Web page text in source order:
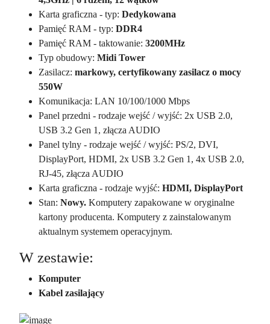
Karta graficzna - typ: Dedykowana
Pamięć RAM - typ: DDR4
Pamięć RAM - taktowanie: 3200MHz
Typ obudowy: Midi Tower
Zasilacz: markowy, certyfikowany zasilacz o mocy
550W
Komunikacja: LAN 10/100/1000 Mbps
Panel przedni - rodzaje wejść / wyjść: 2x USB 2.0,
USB 3.2 Gen 1, złącza AUDIO
Panel tylny - rodzaje wejść / wyjść: PS/2, DVI,
DisplayPort, HDMI, 2x USB 3.2 Gen 1, 4x USB 2.0,
RJ-45, złącza AUDIO
Karta graficzna - rodzaje wyjść: HDMI, DisplayPort
Stan: Nowy. Komputery zapakowane w oryginalne
kartony producenta. Komputery z zainstalowanym
aktualnym systemem operacyjnym.
W zestawie:
Komputer
Kabel zasilający